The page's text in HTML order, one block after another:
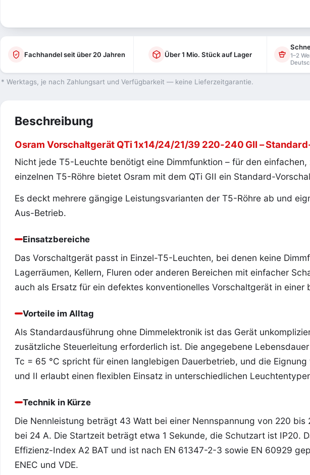
Fachhandel seit über 20 Jahren Über 1 Mio. Stück auf Lager
1–2
* Werktags, je nach Zahlungsart und Verfügbarkeit — keine Lieferzeitgarantie.
Beschreibung
Osram Vorschaltgerät QTi 1x14/24/21/39 220-240 GII –
Nicht jede T5-Leuchte benötigt eine Dimmfunktion – für den
einzelnen T5-Röhre bietet Osram mit dem QTi GII ein Standard-
Es deckt mehrere gängige Leistungsvarianten der T5-Röhre ab und
Aus-Betrieb.
Einsatzbereiche
Das Vorschaltgerät passt in Einzel-T5-Leuchten, bei denen keine
Lagerräumen, Kellern, Fluren oder anderen Bereichen mit einfacher
auch als Ersatz für ein defektes konventionelles Vorschaltgerät in
Vorteile im Alltag
Als Standardausführung ohne Dimmelektronik ist das Gerät
zusätzliche Steuerleitung erforderlich ist. Die angegebene
Tc = 65 °C spricht für einen langlebigen Dauerbetrieb, und die
und II erlaubt einen flexiblen Einsatz in unterschiedlichen
Technik in Kürze
Die Nennleistung beträgt 43 Watt bei einer Nennspannung von 220 bis
bei 24 A. Die Startzeit beträgt etwa 1 Sekunde, die Schutzart ist IP20.
Effizienz-Index A2 BAT und ist nach EN 61347-2-3 sowie EN 60929
ENEC und VDE.